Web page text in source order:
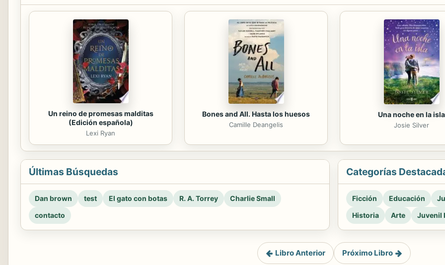
Un reino de promesas malditas
(Edición española)
Lexi Ryan
Bones and All. Hasta los huesos
Camille Deangelis
Una noche en la isla
Josie Silver
Últimas Búsquedas
Dan brown test El gato con botas R. A. Torrey
Charlie Small
contacto
Categorías
Ficción Educación
Historia
Arte Juvenil
Libro Anterior Próximo Libro